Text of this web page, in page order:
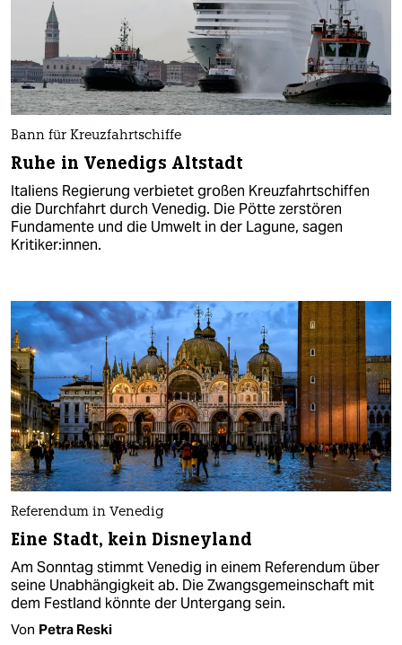
Bann für Kreuzfahrtschiffe
Ruhe in Venedigs Altstadt
Italiens Regierung verbietet großen Kreuzfahrtschiffen
die Durchfahrt durch Venedig. Die Pötte zerstören
Fundamente und die Umwelt in der Lagune, sagen
Kritiker:innen.
Referendum in Venedig
Eine Stadt, kein Disneyland
Am Sonntag stimmt Venedig in einem Referendum über
seine Unabhängigkeit ab. Die Zwangsgemeinschaft mit
dem Festland könnte der Untergang sein.
Von Petra Reski